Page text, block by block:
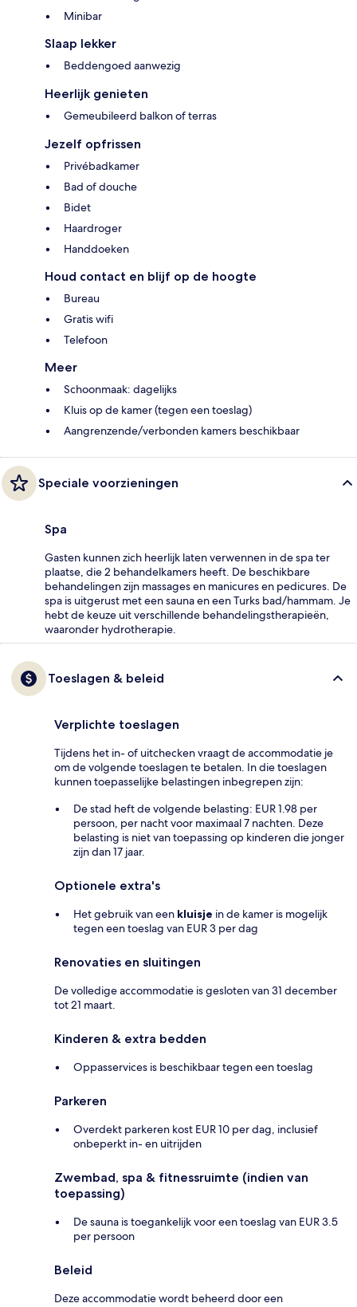
Minibar
Slaap lekker
Beddengoed aanwezig
Heerlijk genieten
Gemeubileerd balkon of terras
Jezelf opfrissen
Privébadkamer
Bad of douche
Bidet
Haardroger
Handdoeken
Houd contact en blijf op de hoogte
Bureau
Gratis wifi
Telefoon
Meer
Schoonmaak: dagelijks
Kluis op de kamer (tegen een toeslag)
Aangrenzende/verbonden kamers beschikbaar
Speciale voorzieningen
Spa
Gasten kunnen zich heerlijk laten verwennen in de spa ter
plaatse, die 2 behandelkamers heeft. De beschikbare
behandelingen zijn massages en manicures en pedicures. De
spa is uitgerust met een sauna en een Turks bad/hammam. Je
hebt de keuze uit verschillende behandelingstherapieën,
waaronder hydrotherapie.
Toeslagen & beleid
Verplichte toeslagen
Tijdens het in- of uitchecken vraagt de accommodatie je
om de volgende toeslagen te betalen. In die toeslagen
kunnen toepasselijke belastingen inbegrepen zijn:
De stad heft de volgende belasting: EUR 1.98 per
persoon, per nacht voor maximaal 7 nachten. Deze
belasting is niet van toepassing op kinderen die jonger
zijn dan 17 jaar.
Optionele extra's
Het gebruik van een kluisje in de kamer is mogelijk
tegen een toeslag van EUR 3 per dag
Renovaties en sluitingen
De volledige accommodatie is gesloten van 31 december
tot 21 maart.
Kinderen & extra bedden
Oppasservices is beschikbaar tegen een toeslag
Parkeren
Overdekt parkeren kost EUR 10 per dag, inclusief
onbeperkt in- en uitrijden
Zwembad, spa & fitnessruimte (indien van
toepassing)
De sauna is toegankelijk voor een toeslag van EUR 3.5
per persoon
Beleid
Deze accommodatie wordt beheerd door een